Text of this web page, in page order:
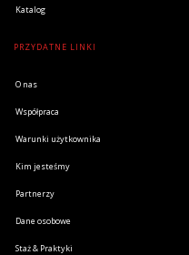
Katalog
PRZYDATNE LINKI
O nas
Współpraca
Warunki użytkownika
Kim jesteśmy
Partnerzy
Dane osobowe
Staż & Praktyki